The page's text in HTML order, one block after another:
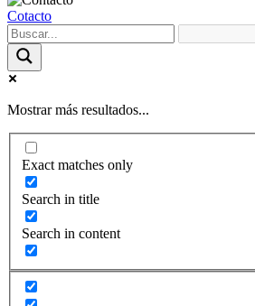
Cotacto
Mostrar más resultados...
Exact matches only
Search in title
Search in content